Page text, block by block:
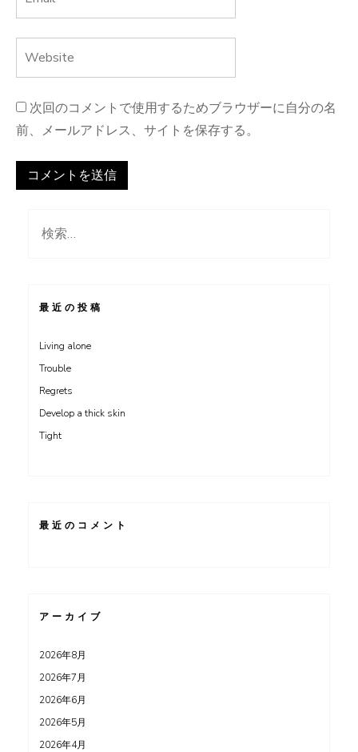
次回のコメントで使用するためブラウザーに自分の名
前、メールアドレス、サイトを保存する。
検
最近の投稿
Living alone
Trouble
Regrets
Develop a thick skin
Tight
最近のコメント
アーカイブ
2026年8月
2026年7月
2026年6月
2026年5月
2026年4月